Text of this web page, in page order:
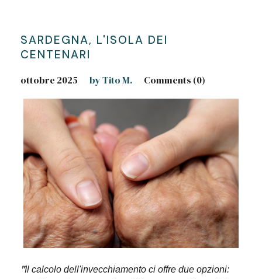
SARDEGNA, L'ISOLA DEI
CENTENARI
ottobre 2025 by Tito M. Comments (0)
"Il calcolo dell'invecchiamento ci offre due opzioni: